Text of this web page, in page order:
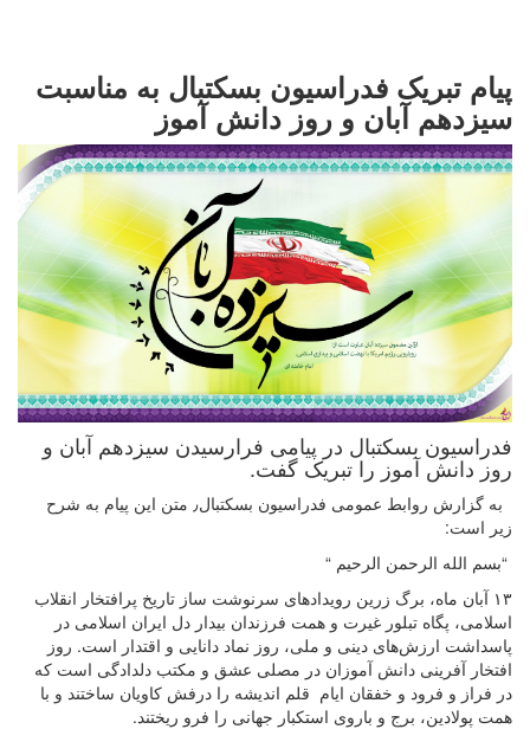
پیام تبریک فدراسیون بسکتبال به مناسبت
سیزدهم آبان و روز دانش آموز
فدراسیون بسکتبال در پیامی فرارسیدن سیزدهم آبان و
روز دانش آموز را تبریک گفت.
به گزارش روابط عمومی فدراسیون بسکتبال٫ متن این پیام به شرح
زیر است:
“بسم الله الرحمن الرحیم “
۱۳ آبان ماه، برگ زرین رویدادهای سرنوشت ساز تاریخ پرافتخار انقلاب
اسلامی، پگاه تبلور غیرت و همت فرزندان بیدار دل ایران اسلامی در
پاسداشت ارزش‌های دینی و ملی، روز نماد دانایی و اقتدار است. روز
افتخار آفرینی دانش آموزان در مصلی عشق و مکتب دلدادگی است که
در فراز و فرود و خفقان ایام قلم اندیشه را درفش کاویان ساختند و با
همت پولادین، برج و باروی استکبار جهانی را فرو ریختند.